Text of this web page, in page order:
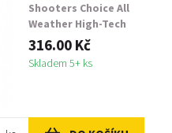
Shooters Choice All
Weather High-Tech
Gun Grease 10cc
316.00 Kč
Skladem 5+ ks